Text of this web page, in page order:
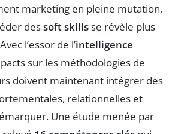
marketing en pleine mutation,
dessoft skillsse révèle plus
l’essor de l’intelligence
sur les méthodologies de
doivent maintenant intégrer des
relationnelles et
Une étude menée par